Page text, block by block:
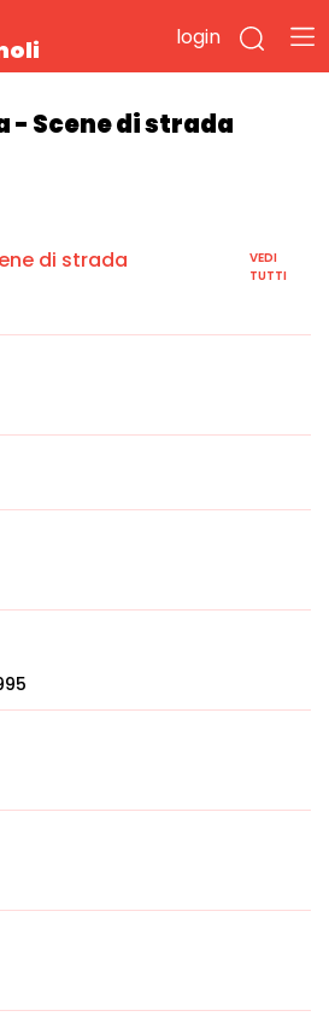
login
- Scene di strada
di strada
VEDI
TUTTI